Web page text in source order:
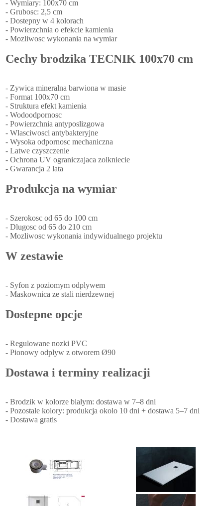
- Wymiary: 100x70 cm
- Grubosc: 2,5 cm
- Dostepny w 4 kolorach
- Powierzchnia o efekcie kamienia
- Mozliwosc wykonania na wymiar
Cechy brodzika TECNIK 100x70 cm
- Zywica mineralna barwiona w masie
- Format 100x70 cm
- Struktura efekt kamienia
- Wodoodpornosc
- Powierzchnia antyposlizgowa
- Wlasciwosci antybakteryjne
- Wysoka odpornosc mechaniczna
- Latwe czyszczenie
- Ochrona UV ograniczajaca zolkniecie
- Gwarancja 2 lata
Produkcja na wymiar
- Szerokosc od 65 do 100 cm
- Dlugosc od 65 do 210 cm
- Mozliwosc wykonania indywidualnego projektu
W zestawie
- Syfon z poziomym odplywem
- Maskownica ze stali nierdzewnej
Dostepne opcje
- Regulowane nozki PVC
- Pionowy odplyw z otworem Ø90
Dostawa i terminy realizacji
- Brodzik w kolorze bialym: dostawa w 7–8 dni
- Pozostale kolory: produkcja okolo 10 dni + dostawa 5–7 dni
- Dostawa gratis